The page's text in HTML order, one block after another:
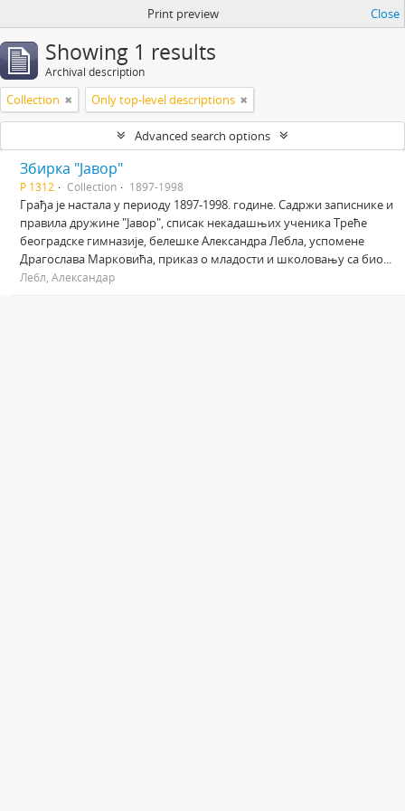
Print preview Close
Showing 1 results
Archival description
Collection Only top-level descriptions
Advanced search options
Збирка "Јавор"
Р 1312 Collection 1897-1998
Грађа је настала у периоду 1897-1998. године. Садржи записнике и
правила дружине "Јавор", списак некадашњих ученика Треће
београдске гимназије, белешке Александра Лебла, успомене
Драгослава Марковића, приказ о младости и школовању са био...
Лебл, Александар